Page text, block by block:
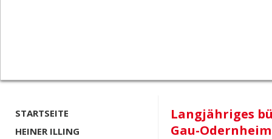
STARTSEITE
HEINER ILLING
Langjähriges
Gau-